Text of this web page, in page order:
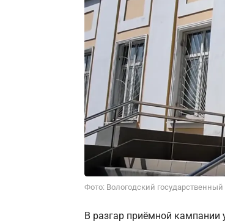
Фото: Вологодский государственный
В разгар приёмной кампании